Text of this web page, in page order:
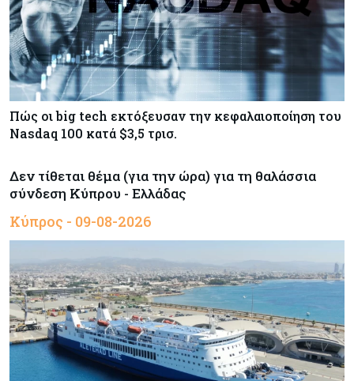
Πώς οι big tech εκτόξευσαν την κεφαλαιοποίηση του
Nasdaq 100 κατά $3,5 τρισ.
Δεν τίθεται θέμα (για την ώρα) για τη θαλάσσια
σύνδεση Κύπρου - Ελλάδας
Κύπρος - 09-08-2026